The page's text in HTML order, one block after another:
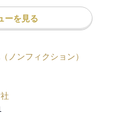
ほど、悲惨か、おそらく、本
とが戦後に起こった可能性が
ーを見る
ノンフィクション）